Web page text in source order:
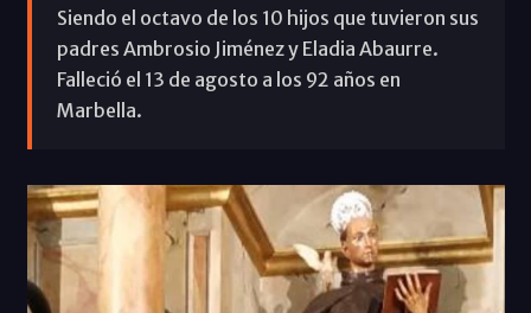
Siendo el octavo de los 10 hijos que tuvieron sus
padres Ambrosio Jiménez y Eladia Abaurre.
Falleció el 13 de agosto a los 92 años en
Marbella.